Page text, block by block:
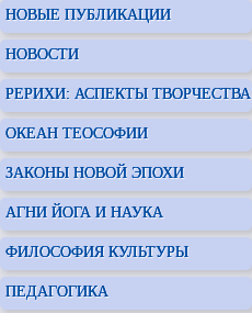
НОВЫЕ ПУБЛИКАЦИИ
НОВОСТИ
РЕРИХИ: АСПЕКТЫ ТВОРЧЕСТВА
ОКЕАН ТЕОСОФИИ
ЗАКОНЫ НОВОЙ ЭПОХИ
АГНИ ЙОГА И НАУКА
ФИЛОСОФИЯ КУЛЬТУРЫ
ПЕДАГОГИКА